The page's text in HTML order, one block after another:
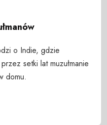
o Indie, gdzie
setki lat muzułmanie
domu.